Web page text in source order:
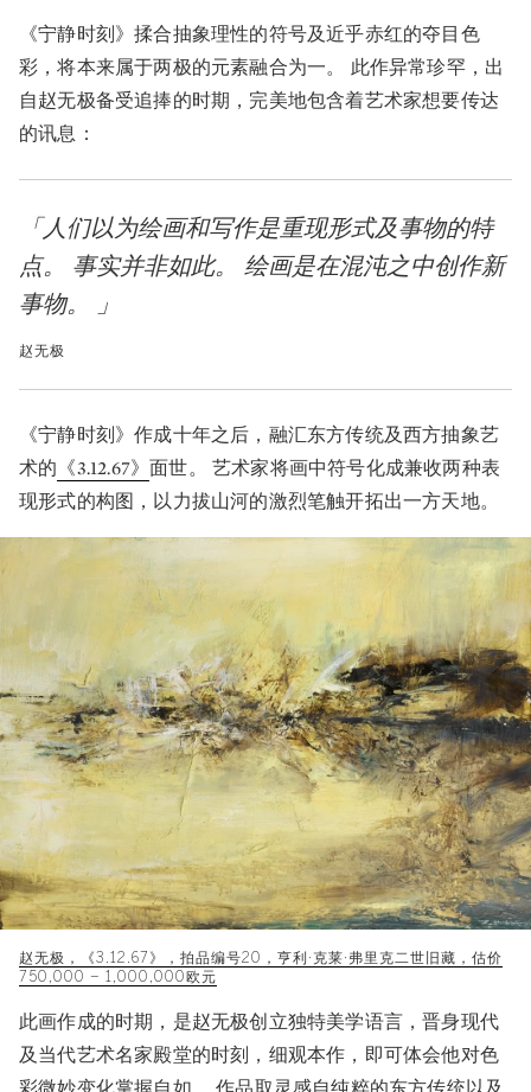
《宁静时刻》揉合抽象理性的符号及近乎赤红的夺目色
彩，将本来属于两极的元素融合为一。 此作异常珍罕，出
自赵无极备受追捧的时期，完美地包含着艺术家想要传达
的讯息：
「人们以为绘画和写作是重现形式及事物的特
点。 事实并非如此。 绘画是在混沌之中创作新
事物。 」
赵无极
《宁静时刻》作成十年之后，融汇东方传统及西方抽象艺
术的 《3.12.67》面世。 艺术家将画中符号化成兼收两种表
现形式的构图，以力拔山河的激烈笔触开拓出一方天地。
赵无极，《3.12.67》，拍品编号20，亨利·克莱·弗里克二世旧藏，估价
750,000 – 1,000,000欧元
此画作成的时期，是赵无极创立独特美学语言，晋身现代
及当代艺术名家殿堂的时刻，细观本作，即可体会他对色